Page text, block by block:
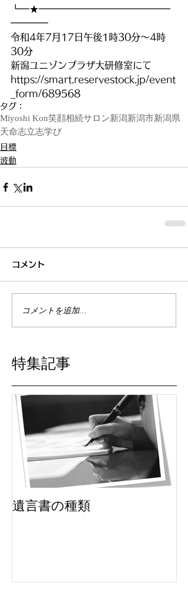
┗━★━━━━━━━━━━━━━━
━━━━
令和4年7月17日午後1時30分～4時
30分
新潟ユニゾンプラザ大研修室にて
https://smart.reservestock.jp/event
_form/689568
タグ：
Miyoshi Kon笑顔相続サロン新潟新潟市新潟県
天命志立志学び
目標
波動
コメント
コメントを追加…
特集記事
遺言書の種類